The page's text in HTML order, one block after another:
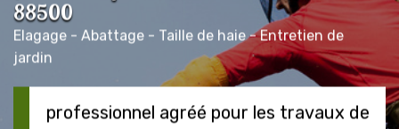
88500
Elagage - Abattage - Taille de haie - Entretien de
jardin
professionnel agréé pour les travaux de